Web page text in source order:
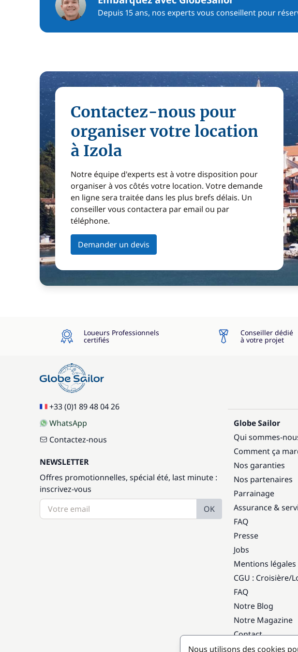
Depuis 15 ans, nos experts vous conseillent pour
Contactez-nous pour
organiser votre location
à Izola
Notre équipe d'experts est à votre disposition pour
organiser à vos côtés votre location. Votre demande
en ligne sera traitée dans les plus brefs délais. Un
conseiller vous contactera par email ou par
téléphone.
Demander un devis
Loueurs Professionnels
certifiés
Conseiller dédié
à votre projet
+33 (0)1 89 48 04 26
WhatsApp
Contactez-nous
NEWSLETTER
Offres promotionnelles, spécial été, last minute :
inscrivez-vous
OK
Globe Sailor
Qui sommes-
Comment ça
Nos garanties
Nos partenaires
Parrainage
Assurance &
FAQ
Presse
Jobs
Mentions légales
CGU : Croisière/
FAQ
Notre Blog
Notre Magazine
Contact
Nous utilisons des cookies